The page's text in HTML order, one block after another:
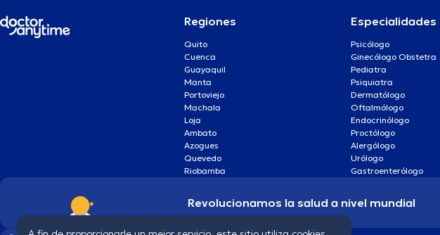
Regiones
Quito
Cuenca
Guayaquil
Manta
Portoviejo
Machala
Loja
Ambato
Azogues
Quevedo
Riobamba
Especialidades
Psicólogo
Ginecólogo Obstetra
Pediatra
Psiquiatra
Dermatólogo
Oftalmólogo
Endocrinólogo
Proctólogo
Alergólogo
Urólogo
Gastroenterólogo
Revolucionamos la salud a nivel mundial